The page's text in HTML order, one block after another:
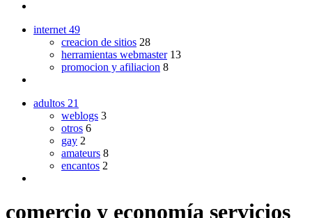
internet 49
creacion de sitios 28
herramientas webmaster 13
promocion y afiliacion 8
adultos 21
weblogs 3
otros 6
gay 2
amateurs 8
encantos 2
comercio y economía servicios